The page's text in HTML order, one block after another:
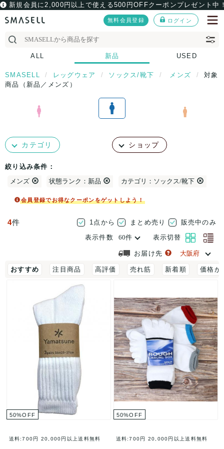
新規会員に2,000円以上で使える500円OFFクーポンプレゼント中
無料会員登録 ログイン
ALL 新品 USED
SMASELL レッグウェア ソックス/靴下 メンズ
対象
商品（新品／メンズ）
カテゴリ ショップ
絞り込み条件：
メンズ 状態ランク：新品 カテゴリ：ソックス/靴下
会員登録でお得なクーポンをゲットしよう！
4件 1点から まとめ売り
販売中のみ
表示件数
表示切替
お届け先
おすすめ 注目商品 高評価 売れ筋 新着順 価格が
50%OFF
送料:700円 20,000円以上送料無料
50%OFF
送料:700円 20,000円以上送料無料